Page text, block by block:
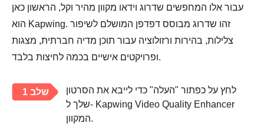
עבור אלו המחפשים שדרוג וידאו מקוון מהיר וקל, הראשון כאן
הוא Kapwing. זהו שדרוג מבוסס דפדפן המושלם לשיפור
צלילות, בהירות ורזולוציה עבור תוכן מדיה חברתית, מצגות
ופרויקטים אישיים בכמה לחיצות בלבד.
שלב 1
לחץ על כפתור "העלה" כדי לייבא את הסרטון
שלך ל- Kapwing Video Quality Enhancer
המקוון.